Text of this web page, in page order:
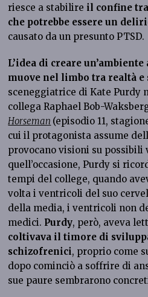
riesce a stabilire il confine
che potrebbe essere un
causato da un presunto PTSD.
L’idea di creare
muove nel limbo tra realtà e
sceneggiatrice di Kate Purdy
collega Raphael Bob-
Horseman (episodio 11,
cui il protagonista assume
provocano visioni su
quell’occasione, Purdy si
tempi del college, quando
volta i ventricoli del suo
della media, i ventricoli non
medici. Purdy, però, aveva
coltivava il timore di
schizofrenici, proprio come
dopo cominciò a soffrire di
sue paure sembrarono